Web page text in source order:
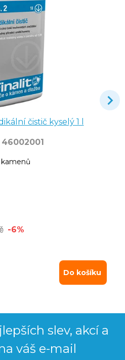
čistič kyselý 1 l
46002001
kamenů
-6%
Do košíku
slev, akcí a
váš e-mail